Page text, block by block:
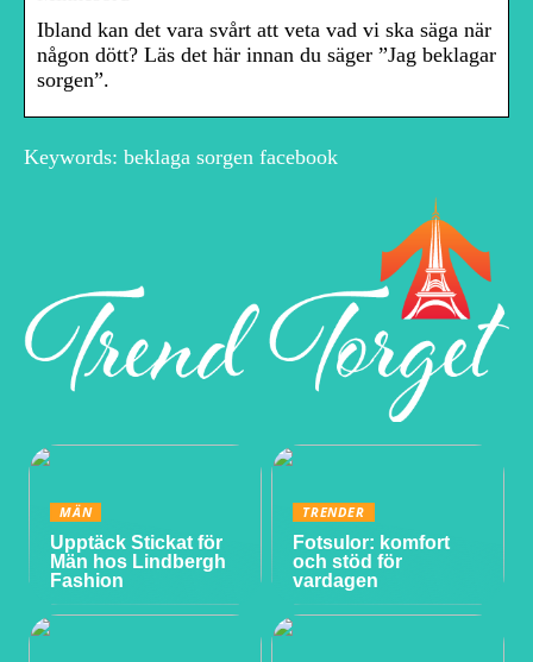
Ibland kan det vara svårt att veta vad vi ska säga när
någon dött? Läs det här innan du säger ”Jag beklagar
sorgen”.
Keywords: beklaga sorgen facebook
MÄN
Upptäck Stickat för
Män hos Lindbergh
Fashion
TRENDER
Fotsulor: komfort
och stöd för
vardagen